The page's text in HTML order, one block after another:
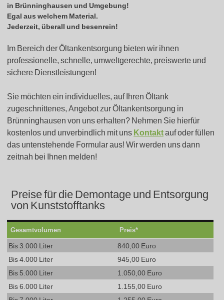
in Brünninghausen und Umgebung!
Egal aus welchem Material.
Jederzeit, überall und besenrein!
Im Bereich der Öltankentsorgung bieten wir ihnen
professionelle, schnelle, umweltgerechte, preiswerte und
sichere Dienstleistungen!
Sie möchten ein individuelles, auf Ihren Öltank
zugeschnittenes, Angebot zur Öltankentsorgung in
Brünninghausen von uns erhalten? Nehmen Sie hierfür
kostenlos und unverbindlich mit uns Kontaktauf oder füllen
das untenstehende Formular aus! Wir werden uns dann
zeitnah bei Ihnen melden!
Preise für die Demontage und Entsorgung
von Kunststofftanks
Gesamtvolumen Preis*
Bis 3.000 Liter
840,00 Euro
Bis 4.000 Liter
945,00 Euro
Bis 5.000 Liter
1.050,00 Euro
Bis 6.000 Liter
1.155,00 Euro